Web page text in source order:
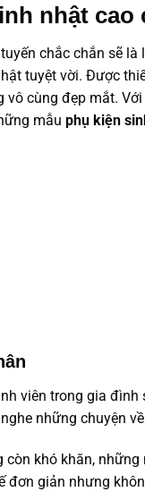
nhật
chắc chắn sẽ
tuyệt vời. Được
vô cùng đẹp mắt.
mẫu phụ kiện
viên trong gia
những chuyện
khó khăn, những
giản nhưng